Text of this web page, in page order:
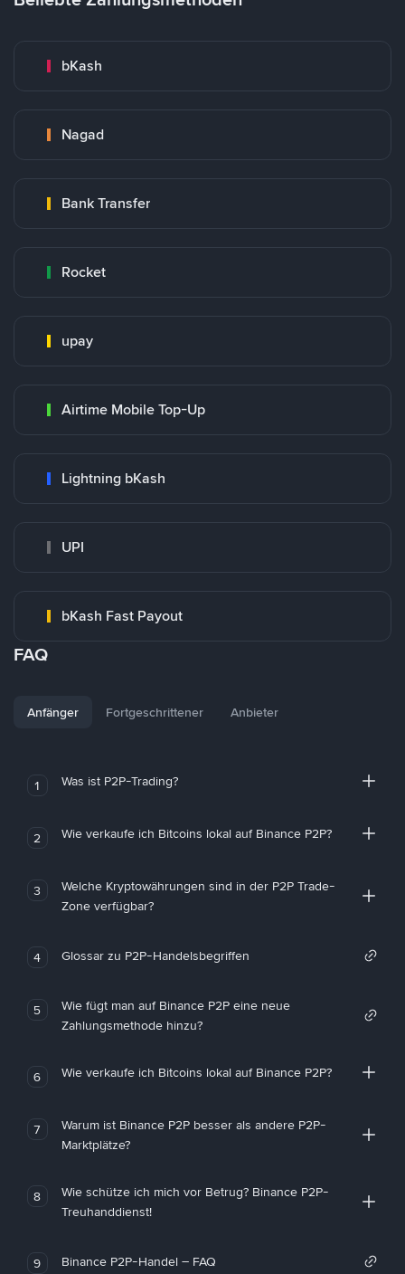
bKash
Nagad
Bank Transfer
Rocket
upay
Airtime Mobile Top-Up
Lightning bKash
UPI
bKash Fast Payout
FAQ
Anfänger Fortgeschrittener Anbieter
1 Was ist P2P-Trading?
2 Wie verkaufe ich Bitcoins lokal auf Binance P2P?
3
Welche Kryptowährungen sind in der P2P Trade-
Zone verfügbar?
4 Glossar zu P2P-Handelsbegriffen
5
Wie fügt man auf Binance P2P eine neue
Zahlungsmethode hinzu?
6 Wie verkaufe ich Bitcoins lokal auf Binance P2P?
7
Warum ist Binance P2P besser als andere P2P-
Marktplätze?
8
Wie schütze ich mich vor Betrug? Binance P2P-
Treuhanddienst!
9 Binance P2P-Handel – FAQ